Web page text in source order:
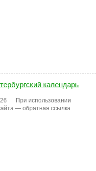
календарь
При использовании
— обратная ссылка